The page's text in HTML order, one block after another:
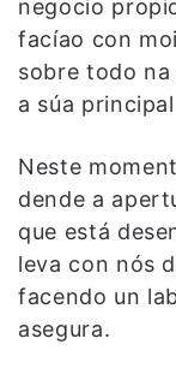
negocio
facíao con
sobre todo
a súa
Neste
dende a
que está
leva con nós
facendo un
asegura.